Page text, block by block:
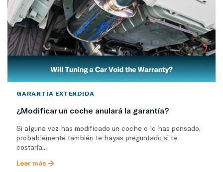
GARANTÍA EXTENDIDA
¿Modificar un coche anulará la garantía?
Si alguna vez has modificado un coche o lo has pensado,
probablemente también te hayas preguntado si te
costaría...
Leer más